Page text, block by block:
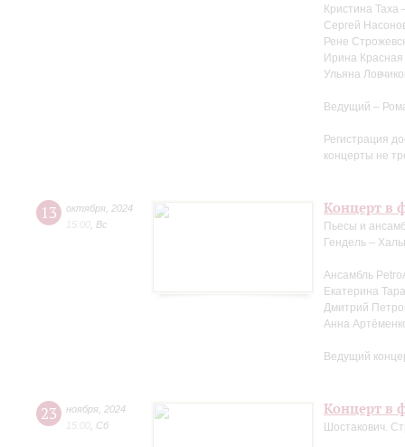
Кристина Таха
Сергей
Рене
Ирина Красная
Ульяна
Ведущий –
Регистрация
концерты не
13 октября 2024
15:00 Вс
Концерт в
Пьесы и
Гендель –
Ансамбль
Екатерина
Дмитрий
Анна
Ведущий
23 ноября 2024
15:00 Сб
Концерт в
Шостакович.